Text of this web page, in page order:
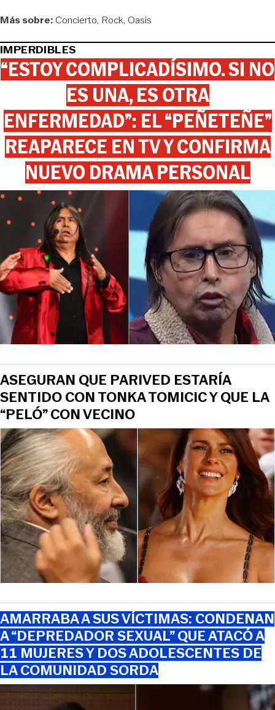
Más sobre:Concierto Rock Oasis
IMPERDIBLES
“ESTOY COMPLICADÍSIMO. SI NO
ES UNA, ES OTRA
ENFERMEDAD”: EL “PEÑETEÑE”
REAPARECE EN TV Y CONFIRMA
NUEVO DRAMA PERSONAL
ASEGURAN QUE PARIVED ESTARÍA
SENTIDO CON TONKA TOMICIC Y QUE LA
“PELÓ” CON VECINO
AMARRABA A SUS VÍCTIMAS: CONDENAN
A “DEPREDADOR SEXUAL” QUE ATACÓ A
11 MUJERES Y DOS ADOLESCENTES DE
LA COMUNIDAD SORDA